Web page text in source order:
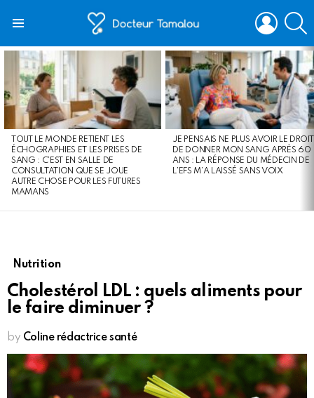
LOGIN
LATEST
STORIES
TOUT LE MONDE RETIENT LES
ÉCHOGRAPHIES ET LES PRISES DE
SANG : C’EST EN SALLE DE
CONSULTATION QUE SE JOUE
AUTRE CHOSE POUR LES FUTURES
MAMANS
JE PENSAIS NE PLUS AVOIR LE DROIT
DE DONNER MON SANG APRÈS 60
ANS : LA RÉPONSE DU MÉDECIN DE
L’EFS M’A LAISSÉ SANS VOIX
Nutrition
Cholestérol LDL : quels aliments pour
le faire diminuer ?
by Coline rédactrice santé